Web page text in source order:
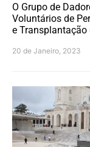
O Grupo de
Voluntários de
e Transplantação
20 de Janeiro, 2023